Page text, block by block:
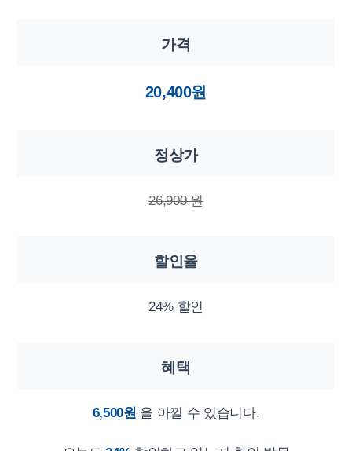
가격
20,400원
정상가
26,900 원
할인율
24% 할인
혜택
6,500원 을 아낄 수 있습니다.